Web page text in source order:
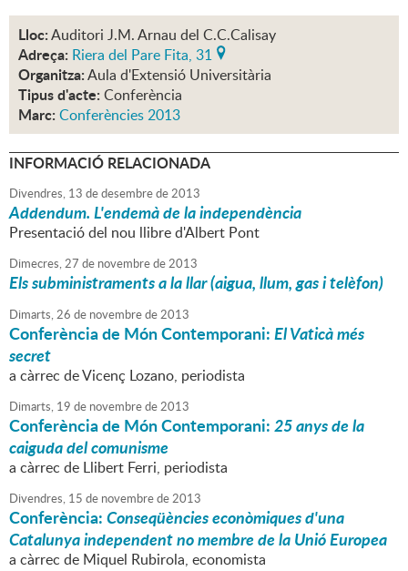
Lloc:Auditori J.M. Arnau del C.C.Calisay
Adreça: Riera del Pare Fita, 31
Organitza:Aula d'Extensió Universitària
Tipus d'acte: Conferència
Marc: Conferències 2013
INFORMACIÓ RELACIONADA
Divendres, 13 dedesembrede2013
Addendum. L'endemà de la independència
Presentació del nou llibre d'Albert Pont
Dimecres,27 de novembrede2013
Els subministraments a la llar (aigua, llum, gas i telèfon)
Dimarts,26 de novembrede2013
Conferència de Món Contemporani:El Vaticà més
secret
a càrrec de Vicenç Lozano, periodista
Dimarts, 19 de novembrede2013
Conferència de Món Contemporani:25 anys de la
caiguda del comunisme
a càrrec de Llibert Ferri, periodista
Divendres, 15 de novembrede2013
Conferència:Conseqüències econòmiques d'una
Catalunya independent no membre de la Unió Europea
a càrrec de Miquel Rubirola, economista